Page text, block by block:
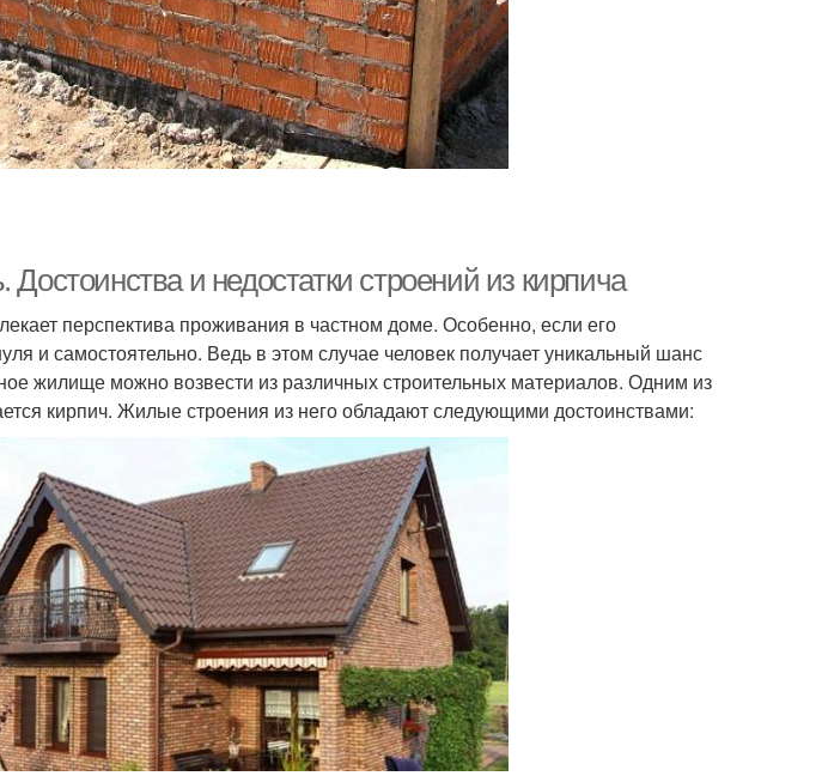
и недостатки строений из кирпича
перспектива проживания в частном доме. Особенно, если его
и самостоятельно. Ведь в этом случае человек получает уникальный шанс
жилище можно возвести из различных строительных материалов. Одним из
кирпич. Жилые строения из него обладают следующими достоинствами: